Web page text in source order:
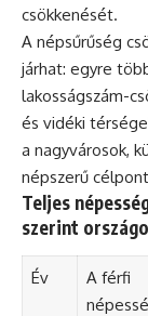
csökkenését.
A népsűrűség
járhat: egyre
lakosságszám-
és vidéki
a nagyvárosok,
népszerű
Teljes
szerint
Év
A férfi